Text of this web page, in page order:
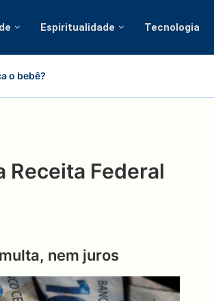
Espiritualidade Tecnologia
o bebê?
Receita Federal
nem juros